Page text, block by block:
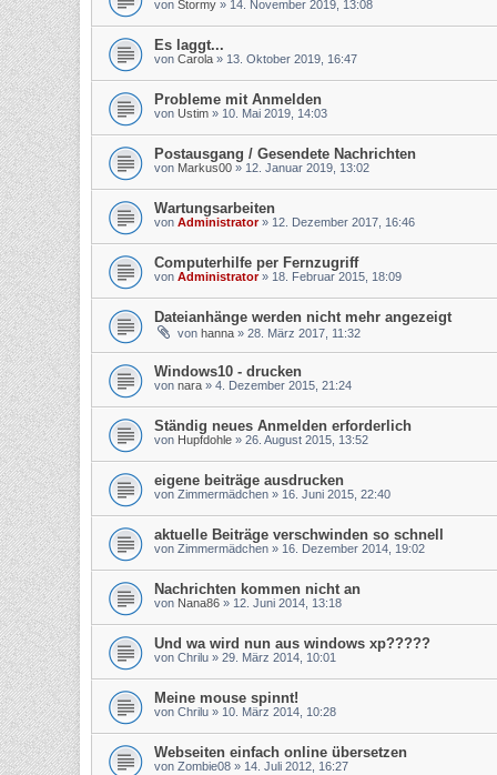
von Stormy » 14. November 2019, 13:08
Es laggt...
von Carola » 13. Oktober 2019, 16:47
Probleme mit Anmelden
von Ustim » 10. Mai 2019, 14:03
Postausgang / Gesendete Nachrichten
von Markus00 » 12. Januar 2019, 13:02
Wartungsarbeiten
von Administrator» 12. Dezember 2017, 16:46
Computerhilfe per Fernzugriff
von Administrator» 18. Februar 2015, 18:09
Dateianhänge werden nicht mehr angezeigt
von hanna » 28. März 2017, 11:32
Windows10 - drucken
von nara » 4. Dezember 2015, 21:24
Ständig neues Anmelden erforderlich
von Hupfdohle » 26. August 2015, 13:52
eigene beiträge ausdrucken
von Zimmermädchen » 16. Juni 2015, 22:40
aktuelle Beiträge verschwinden so schnell
von Zimmermädchen » 16. Dezember 2014, 19:02
Nachrichten kommen nicht an
von Nana86 » 12. Juni 2014, 13:18
Und wa wird nun aus windows xp?????
von Chrilu » 29. März 2014, 10:01
Meine mouse spinnt!
von Chrilu » 10. März 2014, 10:28
Webseiten einfach online übersetzen
von Zombie08 » 14. Juli 2012, 16:27